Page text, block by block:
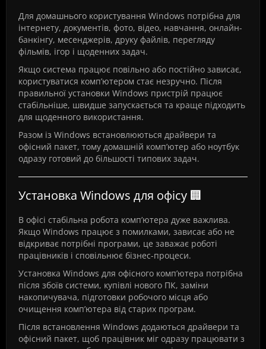
Для домашнього користування Windows потрібна для
інтернету, документів, фото, відео, навчання, онлайн-
банкінгу, месенджерів, друку файлів, перегляду
фільмів, ігор і щоденних задач.
Якщо система працює повільно або постійно зависає,
користуватися комп’ютером стає незручно. Після
правильної установки Windows пристрій працює
стабільніше, швидше запускається та краще підходить
для щоденного використання.
Разом із Windows встановлюються драйвери та
офісний пакет, тому домашній комп’ютер або ноутбук
одразу готовий до більшості типових задач.
Установка Windows для офісу 🏢
В офісі стабільна робота комп’ютера дуже важлива.
Якщо Windows працює з помилками, зависає або не
відкриває потрібні програми, це заважає роботі
працівників і сповільнює бізнес-процеси.
Установка Windows для офісного комп’ютера потрібна
після збоїв системи, купівлі нового ПК, заміни
накопичувача, підготовки робочого місця або
очищення комп’ютера від старих програм.
Після встановлення Windows додаються драйвери та
офісний пакет, щоб працівник міг одразу працювати з